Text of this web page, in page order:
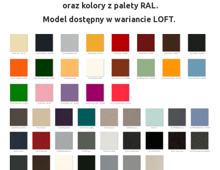
oraz kolory z palety RAL.
Model dostępny w wariancie LOFT.